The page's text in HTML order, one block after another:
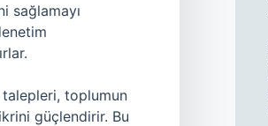
sağlamayı
talepleri, toplumun
güçlendirir. Bu